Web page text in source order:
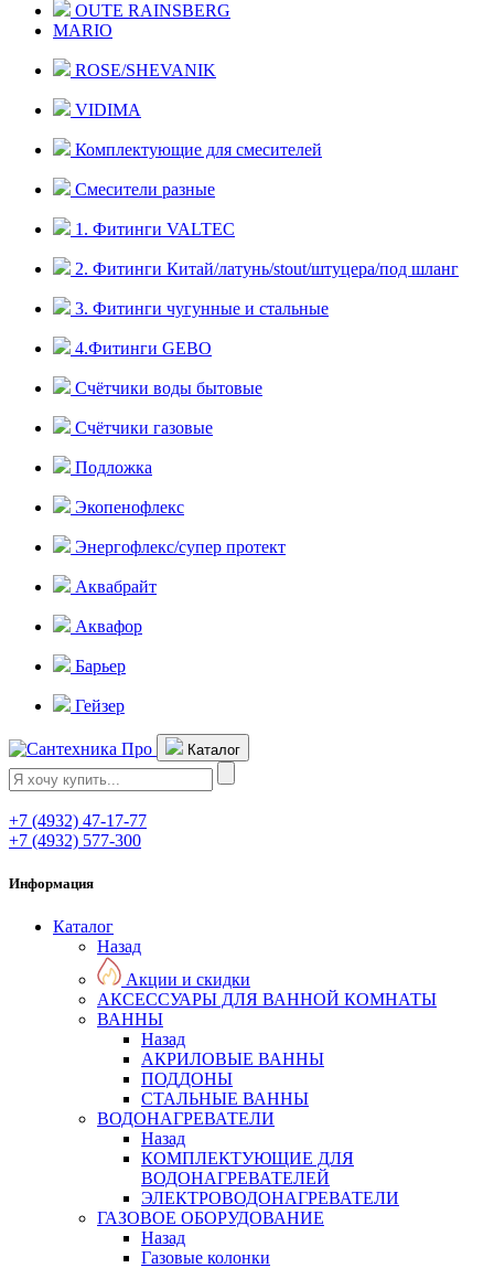
OUTE RAINSBERG
MARIO
ROSE/SHEVANIK
VIDIMA
Комплектующие для смесителей
Смесители разные
1. Фитинги VALTEC
2. Фитинги Китай/латунь/stout/штуцера/под шланг
3. Фитинги чугунные и стальные
4.Фитинги GEBO
Счётчики воды бытовые
Счётчики газовые
Подложка
Экопенофлекс
Энергофлекс/супер протект
Аквабрайт
Аквафор
Барьер
Гейзер
Каталог
+7 (4932) 47-17-77
+7 (4932) 577-300
Информация
Каталог
Назад
Акции и скидки
АКСЕССУАРЫ ДЛЯ ВАННОЙ КОМНАТЫ
ВАННЫ
Назад
АКРИЛОВЫЕ ВАННЫ
ПОДДОНЫ
СТАЛЬНЫЕ ВАННЫ
ВОДОНАГРЕВАТЕЛИ
Назад
КОМПЛЕКТУЮЩИЕ ДЛЯ
ВОДОНАГРЕВАТЕЛЕЙ
ЭЛЕКТРОВОДОНАГРЕВАТЕЛИ
ГАЗОВОЕ ОБОРУДОВАНИЕ
Назад
Газовые колонки